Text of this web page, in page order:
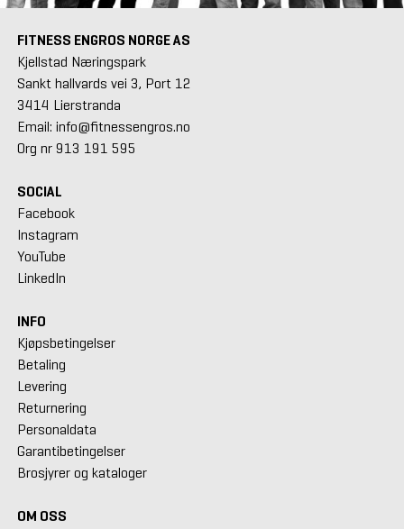
FITNESS ENGROS NORGE AS
Kjellstad Næringspark
Sankt hallvards vei 3, Port 12
3414 Lierstranda
Email: info@fitnessengros.no
Org nr 913 191 595
SOCIAL
Facebook
Instagram
YouTube
LinkedIn
INFO
Kjøpsbetingelser
Betaling
Levering
Returnering
Personaldata
Garantibetingelser
Brosjyrer og kataloger
OM OSS